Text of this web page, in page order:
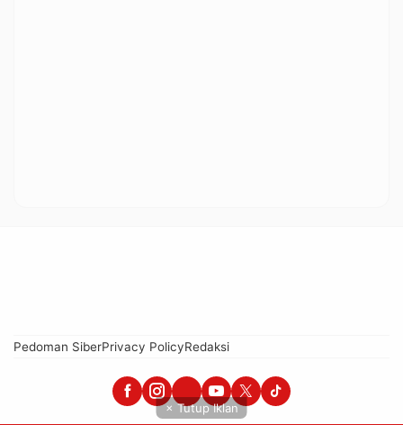
Pedoman SiberPrivacy PolicyRedaksi
× Tutup Iklan